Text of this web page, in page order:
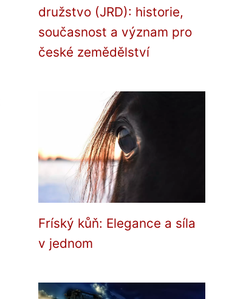
družstvo (JRD): historie,
současnost a význam pro
české zemědělství
Fríský kůň: Elegance a síla
v jednom